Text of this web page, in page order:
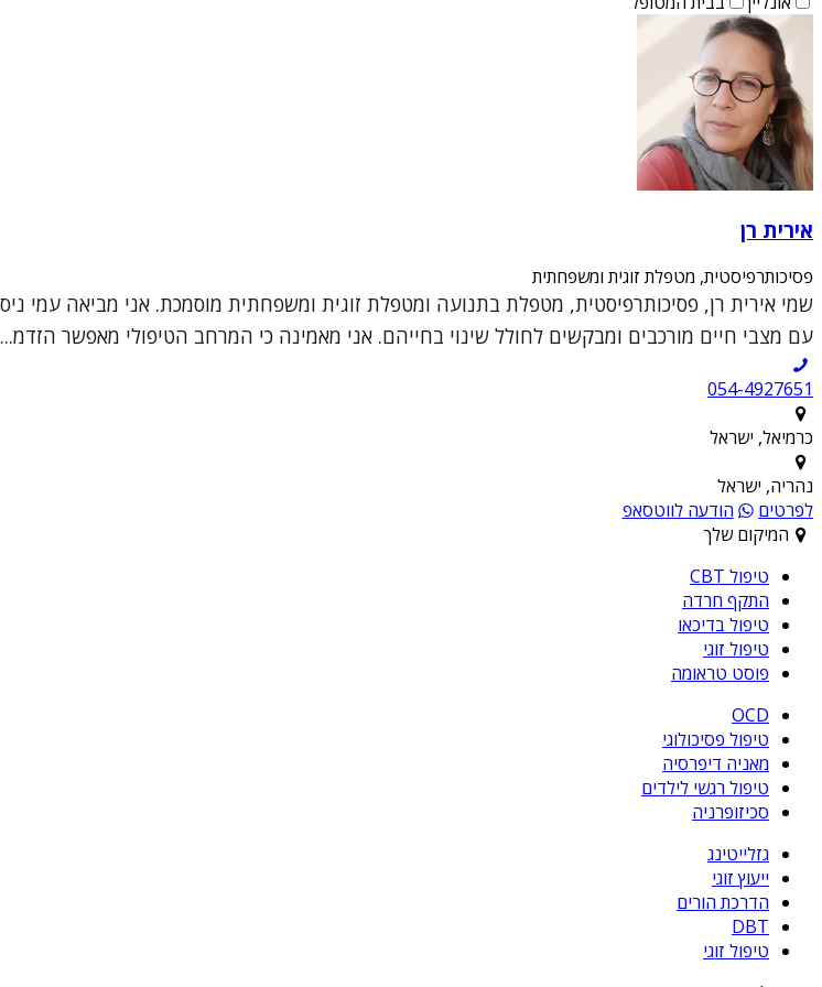
אירית רן
פסיכותרפיסטית, מטפלת זוגית ומשפחתית
עם מצבי חיים מורכבים ומבקשים לחולל שינוי בחייהם. אני מאמינה כי המרחב הטיפולי מאפשר הזדמ...
054-4927651
כרמיאל, ישראל
נהריה, ישראל
לפרטים
הודעה לווטסאפ
המיקום שלך
טיפול CBT
התקף חרדה
טיפול בדיכאו
טיפול זוגי
פוסט טראומה
OCD
טיפול פסיכולוגי
מאניה דיפרסיה
טיפול רגשי לילדים
סכיזופרניה
גזלייטינג
ייעוץ זוגי
הדרכת הורים
DBT
טיפול זוגי